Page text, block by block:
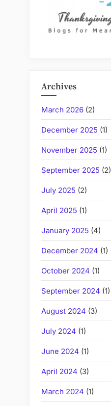
Archives
March 2026 (2)
December 2025 (1)
November 2025 (1)
September 2025 (2)
July 2025 (2)
April 2025 (1)
January 2025 (4)
December 2024 (1)
October 2024 (1)
September 2024 (1)
August 2024 (3)
July 2024 (1)
June 2024 (1)
April 2024 (3)
March 2024 (1)